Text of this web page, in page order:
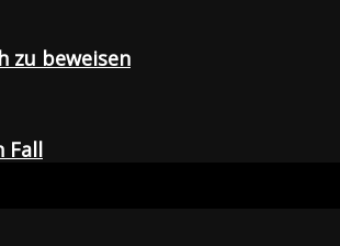
zu beweisen
Fall